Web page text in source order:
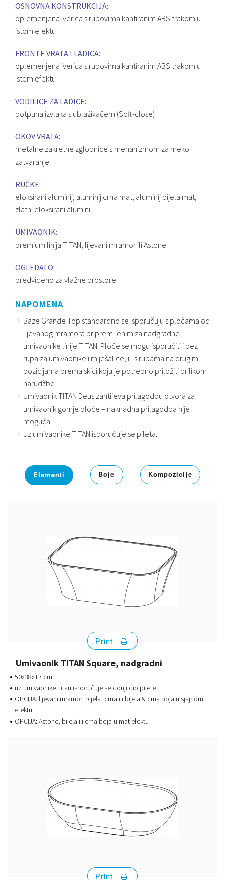
OSNOVNA KONSTRUKCIJA:
oplemenjena iverica s rubovima kantiranim ABS trakom u
istom efektu
FRONTE VRATA I LADICA:
oplemenjena iverica s rubovima kantiranim ABS trakom u
istom efektu
VODILICE ZA LADICE:
potpuna izvlaka s ublaživačem (Soft-close)
OKOV VRATA:
metalne zakretne zglobnice s mehanizmom za meko
zatvaranje
RUČKE:
eloksirani aluminij, aluminij crna mat, aluminij bijela mat,
zlatni eloksirani aluminij
UMIVAONIK:
premium linija TITAN, lijevani mramor ili Astone
OGLEDALO:
predviđeno za vlažne prostore
NAPOMENA
Baze Grande Top standardno se isporučuju s pločama od
lijevanog mramora pripremljenim za nadgradne
umivaonike linije TITAN. Ploče se mogu isporučiti i bez
rupa za umivaonike i miješalice, ili s rupama na drugim
pozicijama prema skici koju je potrebno priložiti prilikom
narudžbe.
Umivaonik TITAN Deus zahtijeva prilagodbu otvora za
umivaonik gornje ploče – naknadna prilagodba nije
moguća.
Uz umivaonike TITAN isporučuje se pileta.
Elementi Boje Kompozicije
Umivaonik TITAN Square, nadgradni
50x38x17 cm
uz umivaonike Titan isporučuje se donji dio pilete
OPCIJA: lijevani mramor, bijela, crna ili bijela & crna boja u sjajnom
efektu
OPCIJA: Astone, bijela ili crna boja u mat efektu
Print
Print